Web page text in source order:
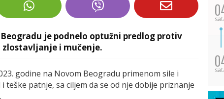
je podnelo optužni predlog protiv
zlostavljanje i mučenje.
godine na Novom Beogradu primenom sile i
teške patnje, sa ciljem da se od nje dobije priznanje